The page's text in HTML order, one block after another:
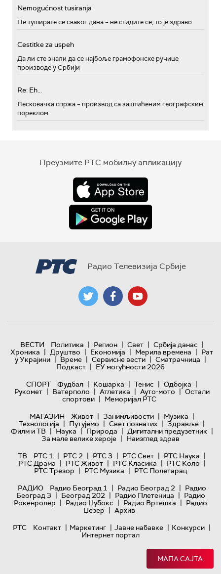
Nemogućnost tusiranja
Не туширате се сваког дана – не стидите се, то је здраво
Cestitke za uspeh
Да ли сте знали да се најбоље грамофонске ручице
производе у Србији
Re: Eh...
Лесковачка спржа – производ са заштићеним географским
пореклом
Преузмите РТС мобилну апликацију
Радио Телевизија Србије
ВЕСТИ Политика | Регион | Свет | Србија данас |
Хроника | Друштво | Економија | Мерила времена | Рат
у Украјини | Време | Сервисне вести | Сматрачница |
Подкаст | ЕУ могућности 2026
СПОРТ
Фудбал | Кошарка | Тенис | Одбојка |
Рукомет | Ватерполо | Атлетика | Ауто-мото | Остали
спортови | Меморијал РТС
МАГАЗИН
Живот | Занимљивости | Музика |
Технологијa | Путујемо | Свет познатих | Здравље |
Филм и ТВ | Наука | Природа | Дигитални предузетник |
За мале велике хероје | Наизглед здрав
ТВ
РТС 1 | РТС 2 | РТС 3 | РТС Свет | РТС Наука |
РТС Драма | РТС Живот | РТС Класика | РТС Коло |
РТС Трезор | РТС Музика | РТС Полетарац
РАДИО
Радио Београд 1 | Радио Београд 2 | Радио
Београд 3 | Београд 202 | Радио Плетеница | Радио
Рокенролер | Радио Џубокс | Радио Вртешка | Радио
Џезер | Архив
РТС
Контакт | Маркетинг | Јавне набавке | Конкурси |
Интернет портал
МАПА САЈТА